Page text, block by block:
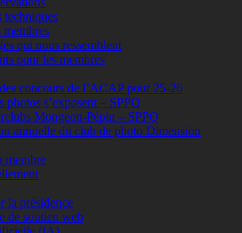
techniques
membres
qui nous ressemblent
pour les membres
concours de l’ACAP pour 25-26
photos s’exposent – SPPQ
Mongeon-Pépin – SPPQ
annuelle du club de photo Dimension
membre
la présidence
de soutien web